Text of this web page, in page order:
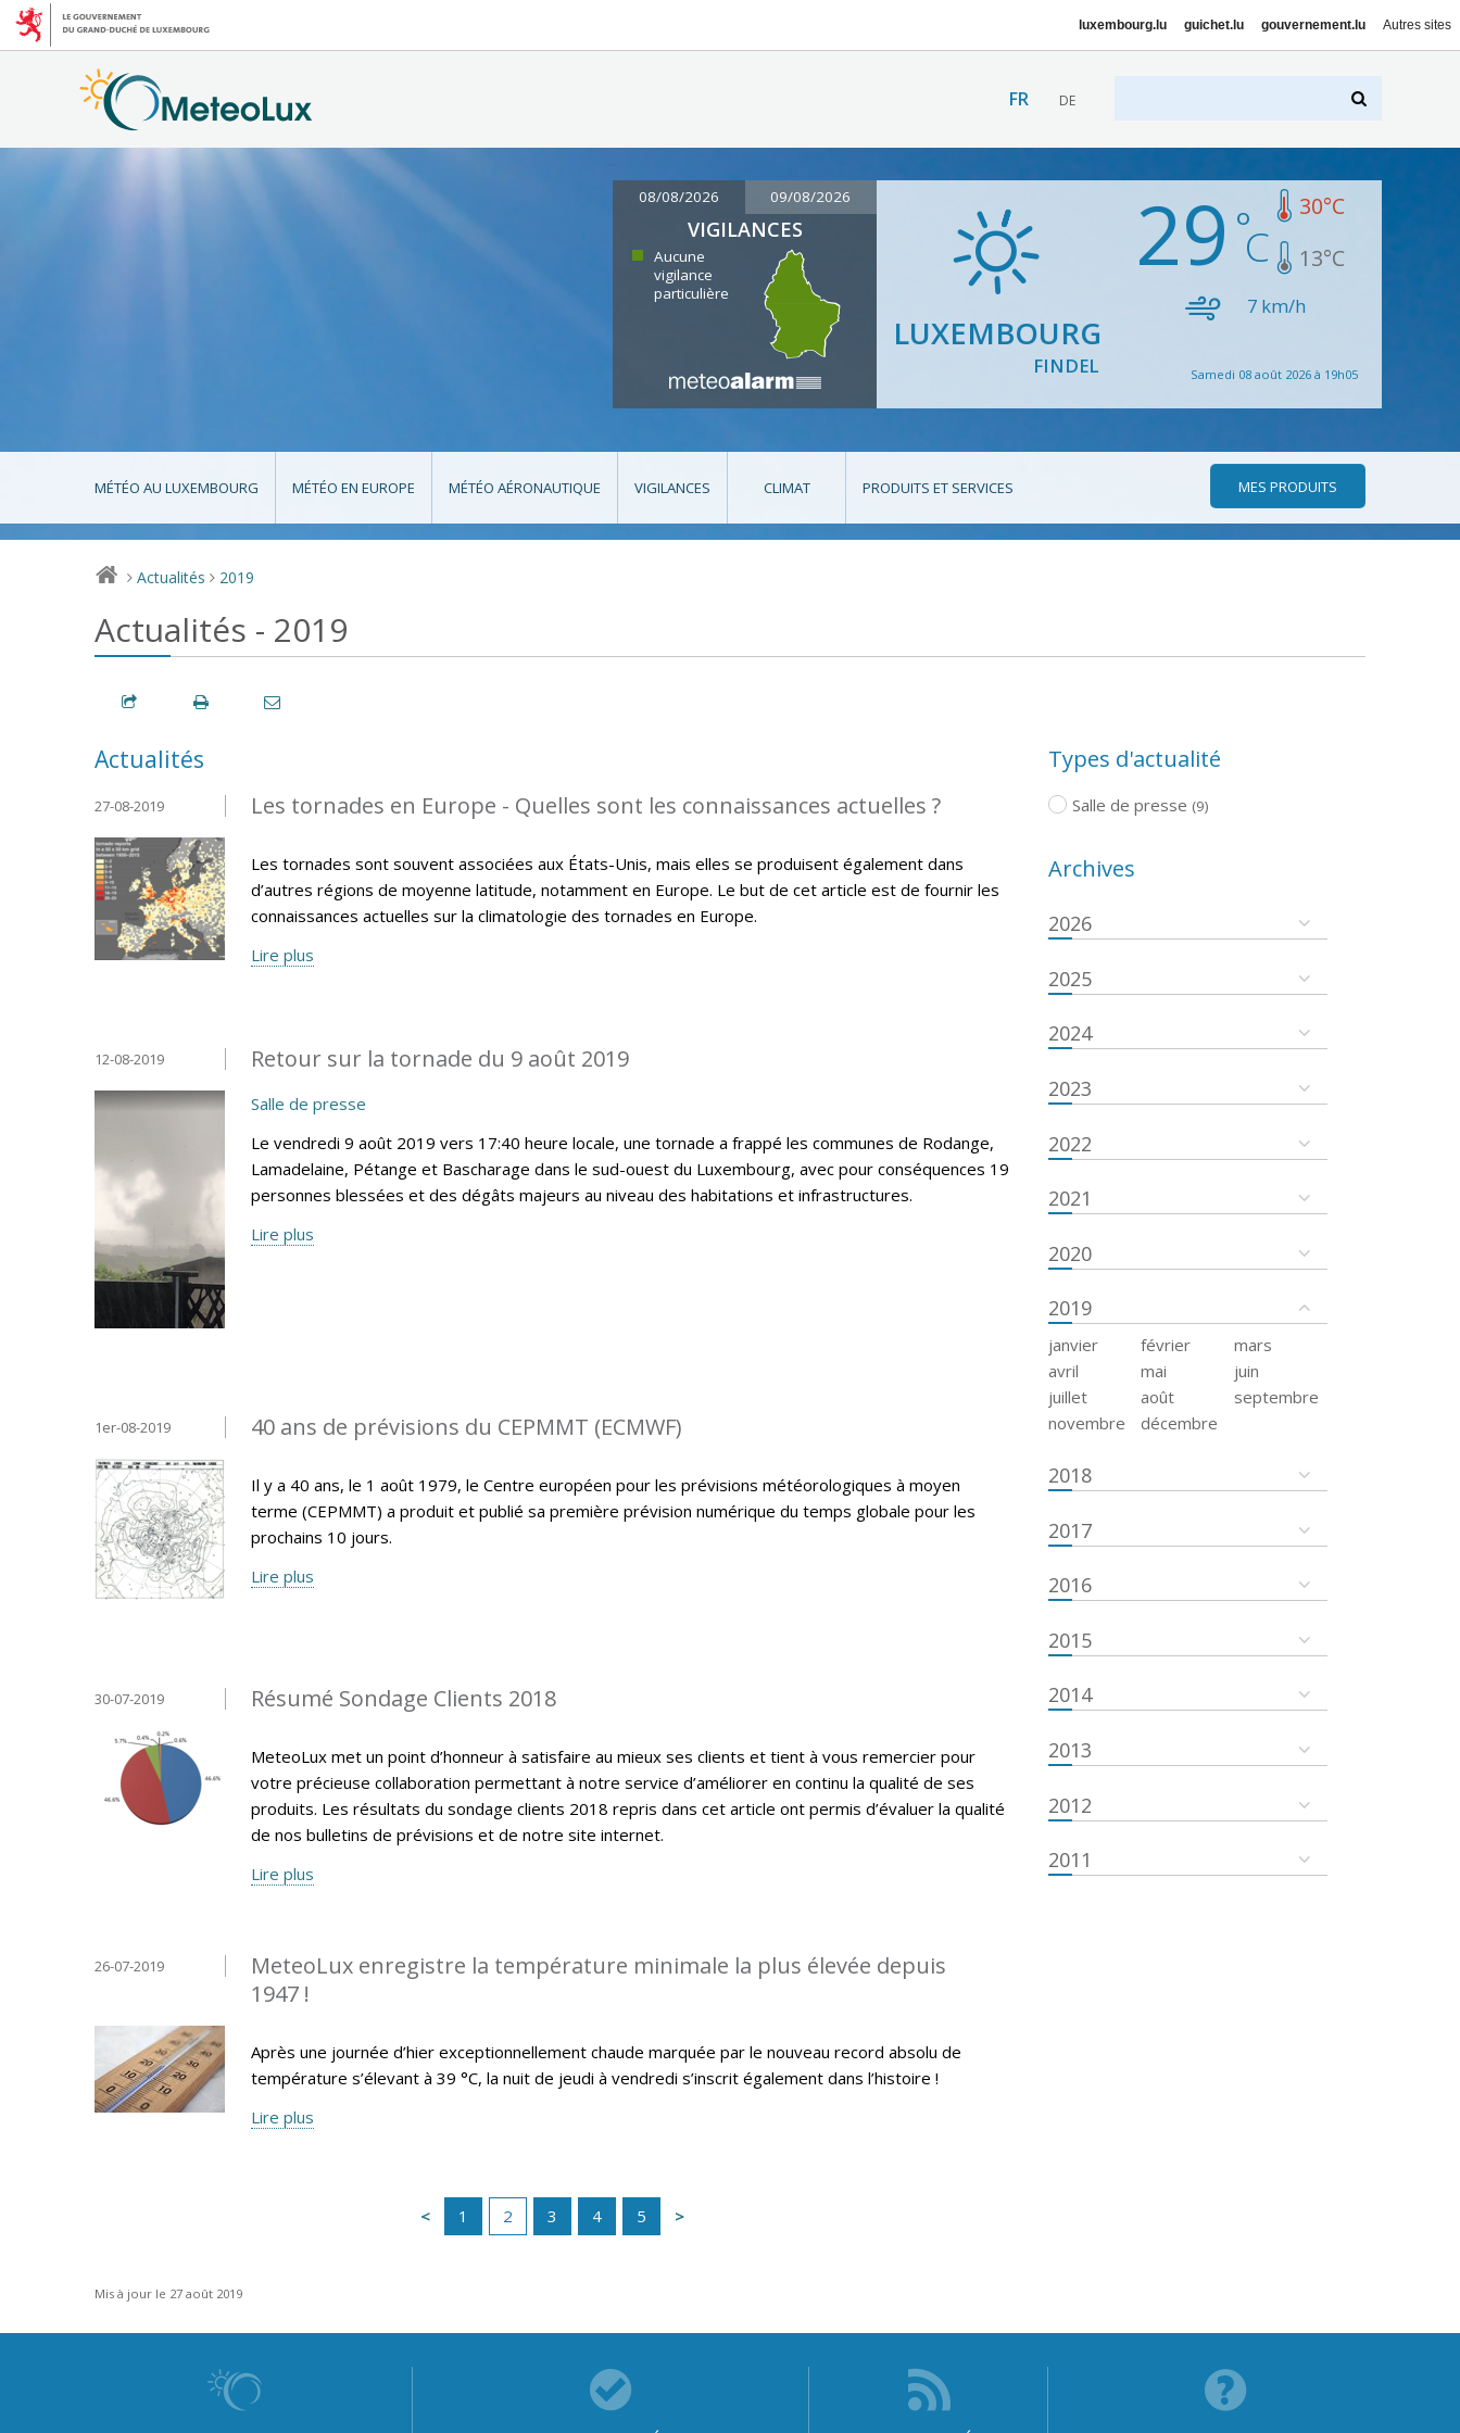
luxembourg.lu guichet.lu gouvernement.lu Autres sites
FR DE
08/08/2026 09/08/2026
VIGILANCES
Aucune
vigilance
particulière
LUXEMBOURG
FINDEL
29 30°C
13°C
7 km/h
Samedi 08 août 2026 à 19h05
MÉTÉO AU LUXEMBOURG MÉTÉO EN EUROPE MÉTÉO AÉRONAUTIQUE VIGILANCES CLIMAT PRODUITS ET SERVICES MES PRODUITS
> Actualités > 2019
Actualités - 2019
Actualités
Les tornades en Europe - Quelles sont les connaissances actuelles ?
27-08-2019
Les tornades sont souvent associées aux États-Unis, mais elles se produisent également dans
d’autres régions de moyenne latitude, notamment en Europe. Le but de cet article est de fournir les
connaissances actuelles sur la climatologie des tornades en Europe.
Lire plus
Retour sur la tornade du 9 août 2019
12-08-2019
Salle de presse
Le vendredi 9 août 2019 vers 17:40 heure locale, une tornade a frappé les communes de Rodange,
Lamadelaine, Pétange et Bascharage dans le sud-ouest du Luxembourg, avec pour conséquences 19
personnes blessées et des dégâts majeurs au niveau des habitations et infrastructures.
Lire plus
40 ans de prévisions du CEPMMT (ECMWF)
1er-08-2019
Il y a 40 ans, le 1 août 1979, le Centre européen pour les prévisions météorologiques à moyen
terme (CEPMMT) a produit et publié sa première prévision numérique du temps globale pour les
prochains 10 jours.
Lire plus
Résumé Sondage Clients 2018
30-07-2019
MeteoLux met un point d’honneur à satisfaire au mieux ses clients et tient à vous remercier pour
votre précieuse collaboration permettant à notre service d’améliorer en continu la qualité de ses
produits. Les résultats du sondage clients 2018 repris dans cet article ont permis d’évaluer la qualité
de nos bulletins de prévisions et de notre site internet.
Lire plus
MeteoLux enregistre la température minimale la plus élevée depuis
1947 !
26-07-2019
Après une journée d’hier exceptionnellement chaude marquée par le nouveau record absolu de
température s’élevant à 39 °C, la nuit de jeudi à vendredi s’inscrit également dans l’histoire !
Lire plus
1 2 3 4 5
Types d'actualité
Salle de presse (9)
Archives
2026
2025
2024
2023
2022
2021
2020
2019
janvier février
mars
avril
mai
juin
juillet
août
septembre
novembre
décembre
2018
2017
2016
2015
2014
2013
2012
2011
Mis à jour le 27 août 2019